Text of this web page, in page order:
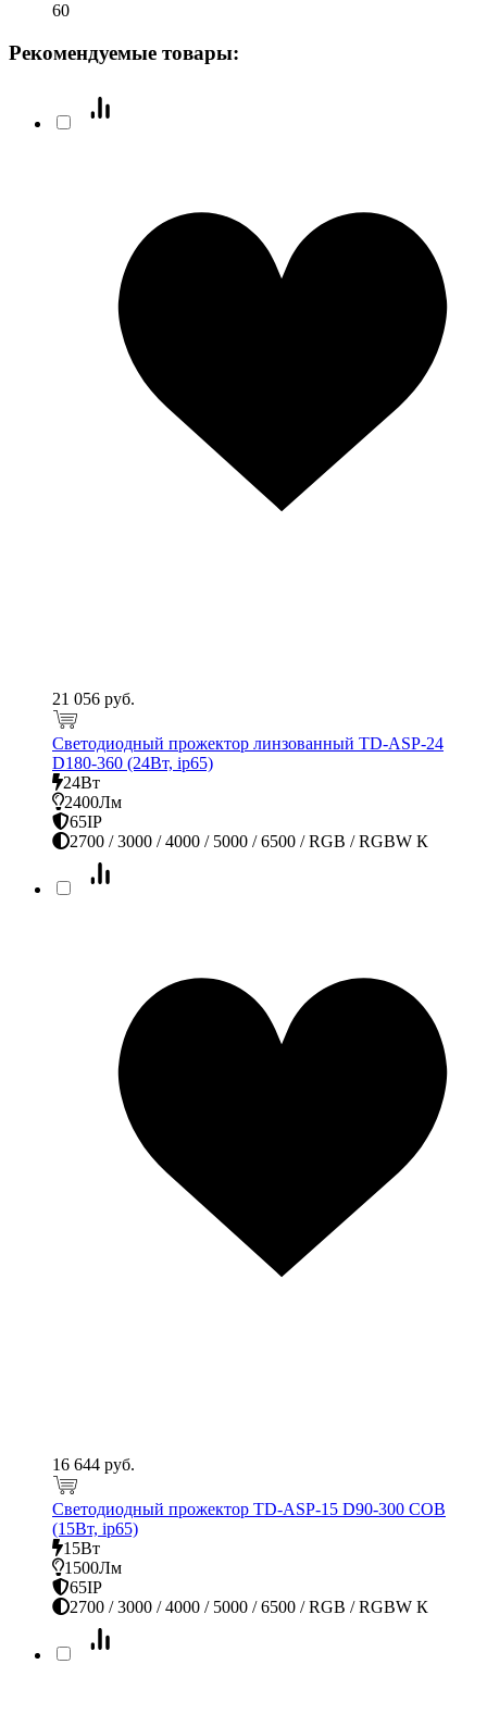
60
Рекомендуемые товары:
21 056 руб.
Светодиодный прожектор линзованный TD-ASP-24
D180-360 (24Вт, ip65)
24Вт
2400Лм
65IP
2700 / 3000 / 4000 / 5000 / 6500 / RGB / RGBW К
16 644 руб.
Светодиодный прожектор TD-ASP-15 D90-300 COB
(15Вт, ip65)
15Вт
1500Лм
65IP
2700 / 3000 / 4000 / 5000 / 6500 / RGB / RGBW К